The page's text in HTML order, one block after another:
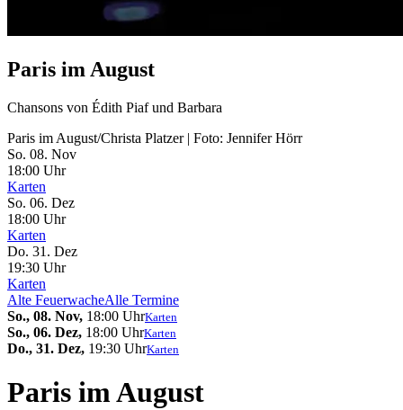
Paris im August
Chansons von Édith Piaf und Barbara
Paris im August/Christa Platzer | Foto: Jennifer Hörr
So. 08. Nov
18:00 Uhr
Karten
So. 06. Dez
18:00 Uhr
Karten
Do. 31. Dez
19:30 Uhr
Karten
Alte FeuerwacheAlle Termine
So., 08. Nov, 18:00 UhrKarten
So., 06. Dez, 18:00 UhrKarten
Do., 31. Dez, 19:30 UhrKarten
Paris im August